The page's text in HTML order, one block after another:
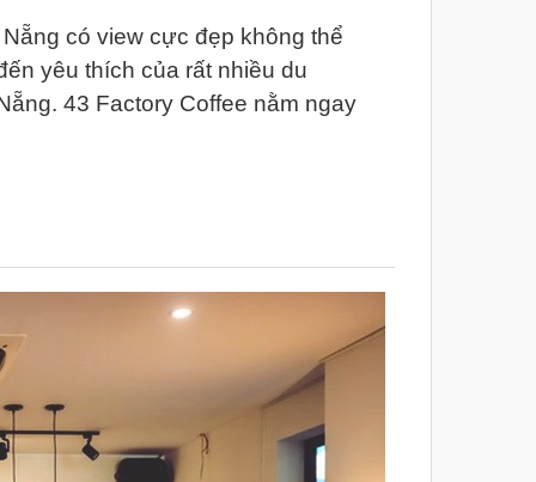
có view cực đẹp không thể
yêu thích của rất nhiều du
43 Factory Coffee nằm ngay